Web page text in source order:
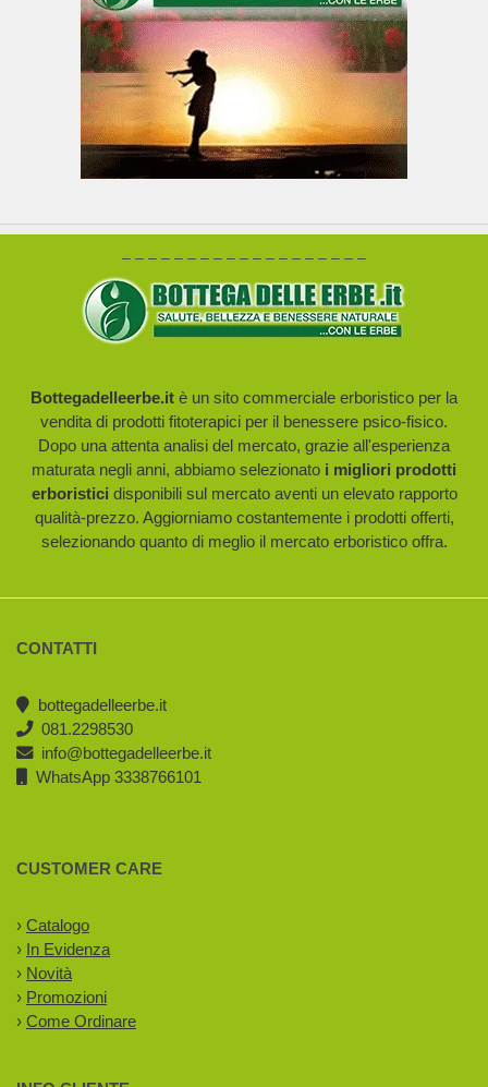
– – – – – – – – – – – – – – – – – – –
Bottegadelleerbe.it è un sito commerciale erboristico per la
vendita di prodotti fitoterapici per il benessere psico-fisico.
Dopo una attenta analisi del mercato, grazie all'esperienza
maturata negli anni, abbiamo selezionato i migliori prodotti
erboristici disponibili sul mercato aventi un elevato rapporto
qualità-prezzo. Aggiorniamo costantemente i prodotti offerti,
selezionando quanto di meglio il mercato erboristico offra.
CONTATTI
bottegadelleerbe.it
081.2298530
info@bottegadelleerbe.it
WhatsApp 3338766101
CUSTOMER CARE
› Catalogo
› In Evidenza
› Novità
› Promozioni
› Come Ordinare